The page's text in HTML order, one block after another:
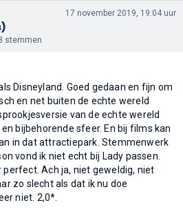
stemmen
17 november 2019, 19:04 uur
Disneyland. Goed gedaan en fijn om
en net buiten de echte wereld
van de echte wereld
bijbehorende sfeer. En bij films kan
in dat attractiepark. Stemmenwerk
vond ik niet echt bij Lady passen.
Ach ja, niet geweldig, niet
zo slecht als dat ik nu doe
niet. 2,0*.